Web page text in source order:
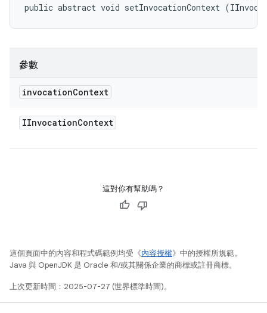
public abstract void setInvocationContext
參數
invocationContext
IInvocationContext
這對你有幫助嗎？
這個頁面中的內容和程式碼範例均受《內容授權》中的授權所規範。
Java 與 OpenJDK 是 Oracle 和/或其關係企業的商標或註冊商標。
上次更新時間：2025-07-27 (世界標準時間)。